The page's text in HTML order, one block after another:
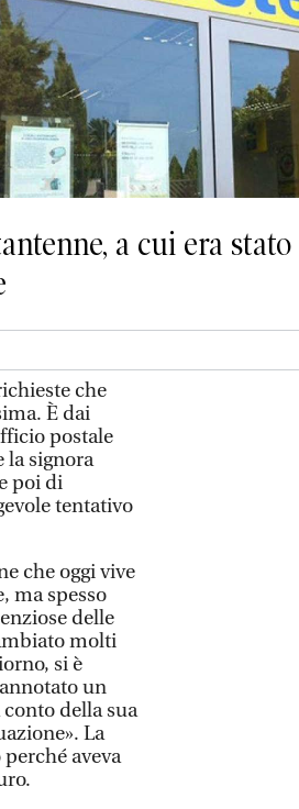
a cui era
che
È dai
postale
la signora
poi di
tentativo
che oggi vive
ma spesso
delle
molti
si è
un
della sua
La
aveva